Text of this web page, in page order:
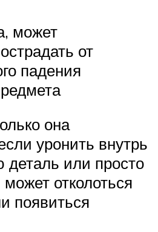
может
от
падения
она
уронить внутрь
деталь или просто
отколоться
появиться